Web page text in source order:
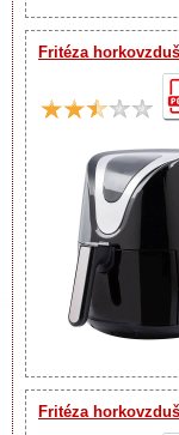
Fritéza
Fritéza